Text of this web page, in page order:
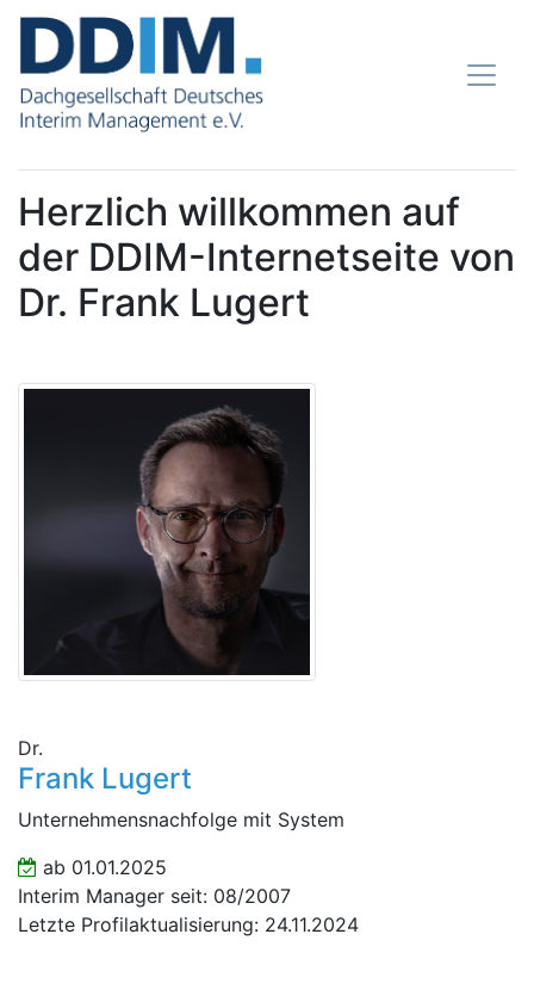
Herzlich willkommen auf
der DDIM-Internetseite von
Dr. Frank Lugert
Dr.
Frank Lugert
Unternehmensnachfolge mit System
ab 01.01.2025
Interim Manager seit: 08/2007
Letzte Profilaktualisierung: 24.11.2024